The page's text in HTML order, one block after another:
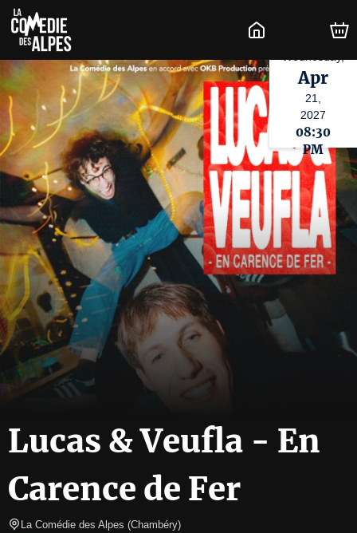
Apr
21,
2027
08:30
PM
Lucas & Veufla - En
Carence de Fer
La Comédie des Alpes (Chambéry)